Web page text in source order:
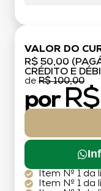
VALOR DO
R$ 50,00
CRÉDITO E
de R$ 100,00
por
Item Nº 1 da
Item Nº 1 da